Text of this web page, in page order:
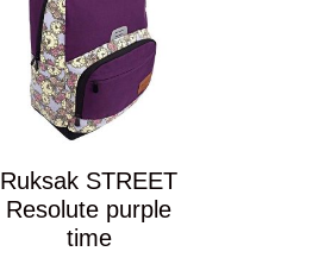
Ruksak STREET
Resolute purple
time